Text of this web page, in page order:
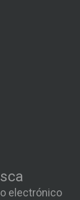
electrónico